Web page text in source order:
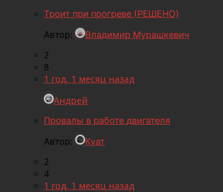
Троит при прогреве (РЕШЕНО)
Автор:
Владимир Мурашкевич
2
8
1 год, 1 месяц назад
Андрей
Провалы в работе двигателя
Автор:
Куат
2
4
1 год, 1 месяц назад